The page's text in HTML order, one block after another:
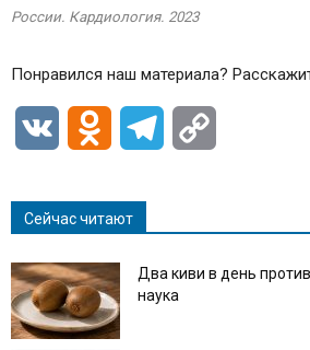
России. Кардиология. 2023
Понравился наш материала?
VK Odnoklassniki
Telegram
Сейчас читают
Два киви в день
наука